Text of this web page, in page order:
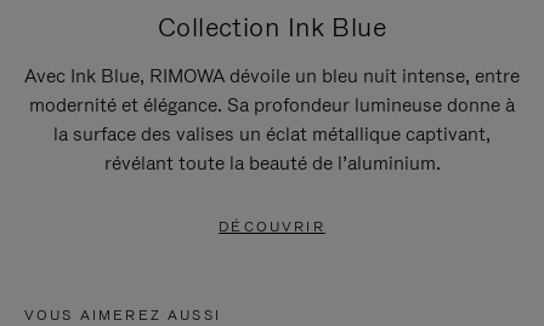
Collection Ink Blue
Avec Ink Blue, RIMOWA dévoile un bleu nuit intense, entre
modernité et élégance. Sa profondeur lumineuse donne à
la surface des valises un éclat métallique captivant,
révélant toute la beauté de l’aluminium.
DÉCOUVRIR
VOUS AIMEREZ AUSSI